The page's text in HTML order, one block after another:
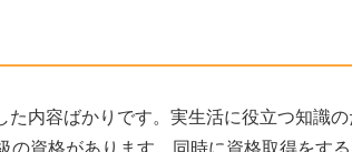
内容ばかりです。実生活に役立つ知識